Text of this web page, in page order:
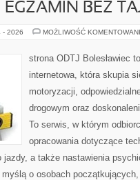
EGZAMIN BEZ
- 2026 MOŻLIWOŚĆ
strona ODTJ Bolesławiec
internetowa, która skupia
motoryzacji,
drogowym oraz
To serwis, w którym
opracowania dotyczące
jazdy, a także nastawienia
o osobach